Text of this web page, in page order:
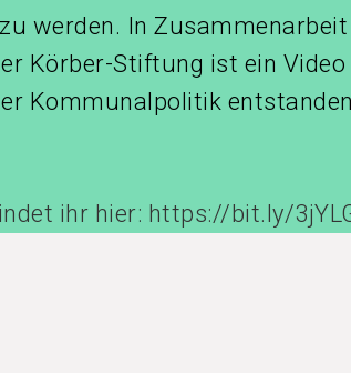
werden. In
Körber-Stiftung ist ein
Kommunalpolitik
ihr hier: https://bit.ly/